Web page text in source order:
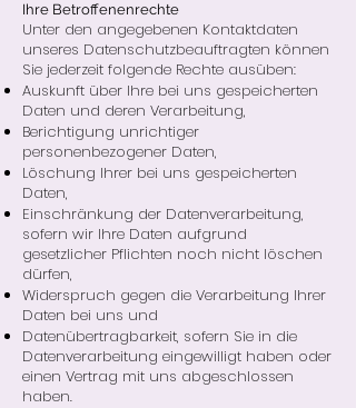
Ihre Betroffenenrechte
Unter den angegebenen Kontaktdaten
unseres Datenschutzbeauftragten können
Sie jederzeit folgende Rechte ausüben:
Auskunft über Ihre bei uns gespeicherten
Daten und deren Verarbeitung,
Berichtigung unrichtiger
personenbezogener Daten,
Löschung Ihrer bei uns gespeicherten
Daten,
Einschränkung der Datenverarbeitung,
sofern wir Ihre Daten aufgrund
gesetzlicher Pflichten noch nicht löschen
dürfen,
Widerspruch gegen die Verarbeitung Ihrer
Daten bei uns und
Datenübertragbarkeit, sofern Sie in die
Datenverarbeitung eingewilligt haben oder
einen Vertrag mit uns abgeschlossen
haben.